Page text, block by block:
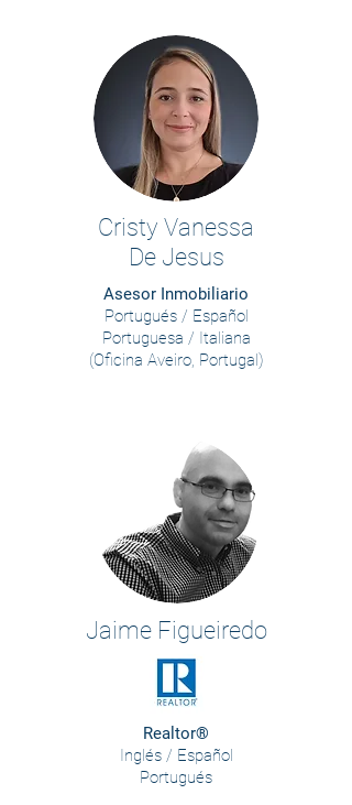
Cristy Vanessa
De Jesus
Asesor Inmobiliario
Portugués / Español
Portuguesa / Italiana
(Oficina Aveiro, Portugal)
Jaime Figueiredo
Realtor®
Inglés / Español
Portugués